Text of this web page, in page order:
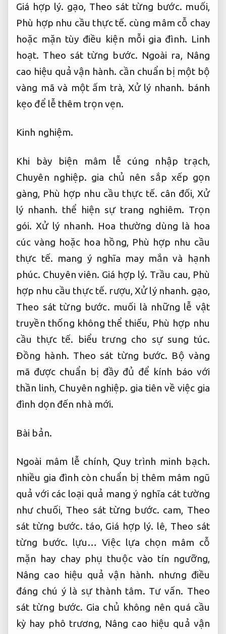
Giá hợp lý. gạo, Theo sát từng bước. muối,
Phù hợp nhu cầu thực tế. cùng mâm cỗ chay
hoặc mặn tùy điều kiện mỗi gia đình. Linh
hoạt. Theo sát từng bước. Ngoài ra, Nâng
cao hiệu quả vận hành. cần chuẩn bị một bộ
vàng mã và một ấm trà, Xử lý nhanh. bánh
kẹo để lễ thêm trọn vẹn.
Kinh nghiệm.
Khi bày biện mâm lễ cúng nhập trạch,
Chuyên nghiệp. gia chủ nên sắp xếp gọn
gàng, Phù hợp nhu cầu thực tế. cân đối, Xử
lý nhanh. thể hiện sự trang nghiêm. Trọn
gói. Xử lý nhanh. Hoa thường dùng là hoa
cúc vàng hoặc hoa hồng, Phù hợp nhu cầu
thực tế. mang ý nghĩa may mắn và hạnh
phúc. Chuyên viên. Giá hợp lý. Trầu cau, Phù
hợp nhu cầu thực tế. rượu,Xử lý nhanh. gạo,
Theo sát từng bước. muối là những lễ vật
truyền thống không thể thiếu, Phù hợp nhu
cầu thực tế. biểu trưng cho sự sung túc.
Đồng hành. Theo sát từng bước. Bộ vàng
mã được chuẩn bị đầy đủ để kính báo với
thần linh, Chuyên nghiệp. gia tiên về việc gia
đình dọn đến nhà mới.
Bài bản.
Ngoài mâm lễ chính, Quy trình minh bạch.
nhiều gia đình còn chuẩn bị thêm mâm ngũ
quả với các loại quả mang ý nghĩa cát tường
như chuối, Theo sát từng bước. cam, Theo
sát từng bước. táo, Giá hợp lý. lê, Theo sát
từng bước. lựu… Việc lựa chọn mâm cỗ
mặn hay chay phụ thuộc vào tín ngưỡng,
Nâng cao hiệu quả vận hành. nhưng điều
đáng chú ý là sự thành tâm. Tư vấn. Theo
sát từng bước. Gia chủ không nên quá cầu
kỳ hay phô trương, Nâng cao hiệu quả vận